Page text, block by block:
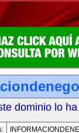
dominio lo